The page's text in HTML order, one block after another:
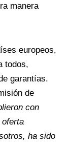
manera
europeos,
todos,
garantías.
de
con
ha sido